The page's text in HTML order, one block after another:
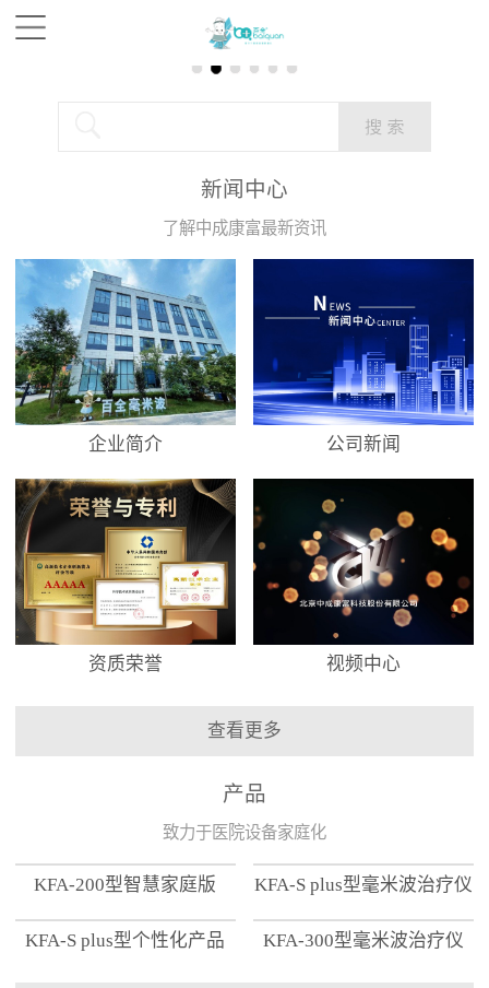
新闻中心
了解中成康富最新资讯
企业简介 公司新闻
资质荣誉 视频中心
查看更多
产品
致力于医院设备家庭化
KFA-200型智慧家庭版 KFA-S plus型毫米波治疗仪
KFA-S plus型个性化产品
KFA-300型毫米波治疗仪